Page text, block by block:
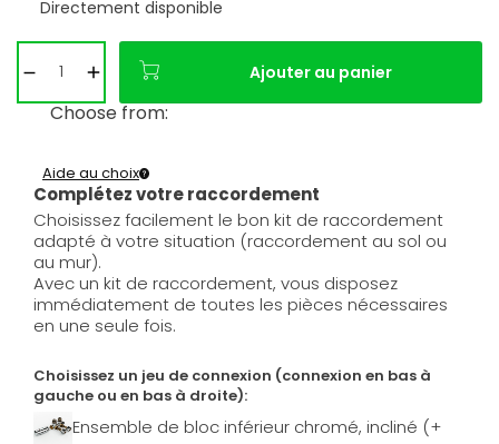
Directement disponible
Ajouter au panier
Choose from:
Complétez votre raccordement
Aide au choix
Choisissez facilement le bon kit de raccordement
adapté à votre situation (raccordement au sol ou
au mur).
Avec un kit de raccordement, vous disposez
immédiatement de toutes les pièces nécessaires
en une seule fois.
Choisissez un jeu de connexion (connexion en bas à
gauche ou en bas à droite):
Ensemble de bloc inférieur chromé, incliné (+